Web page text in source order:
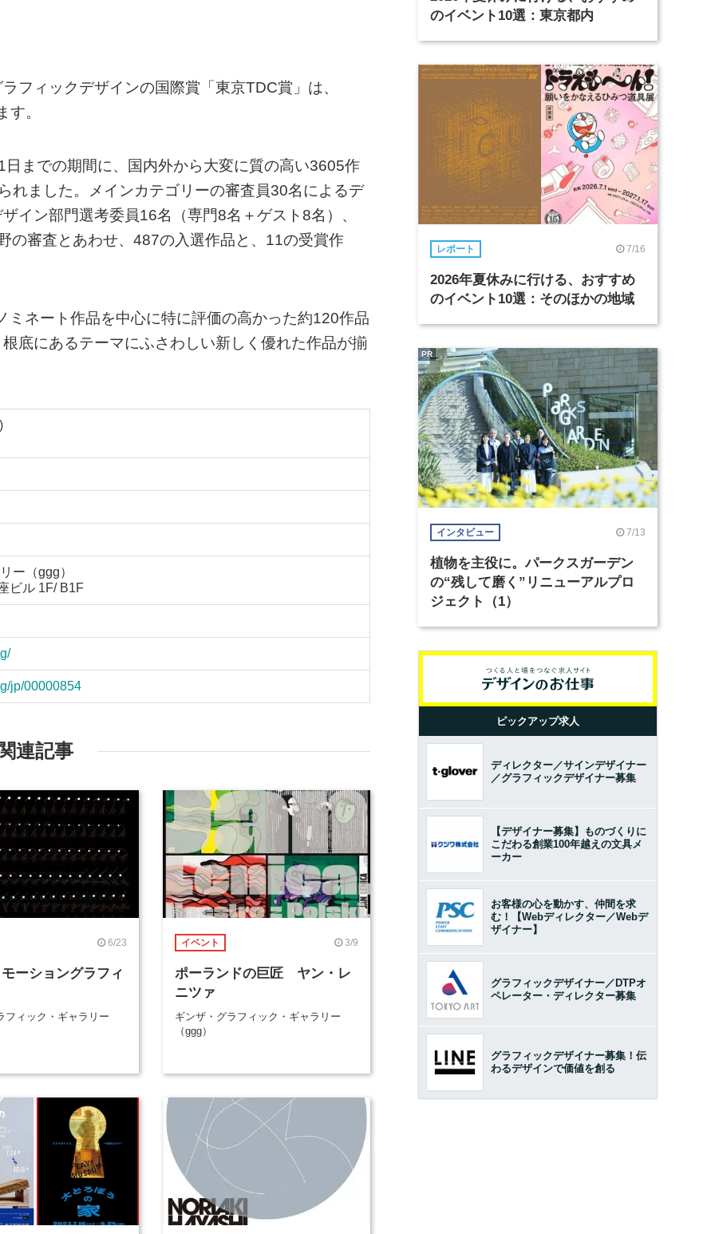
フィックデザインの国際賞「東京TDC賞」は、
。
までの期間に、国内外から大変に質の高い3605作
れました。メインカテゴリーの審査員30名によるデ
イン部門選考委員16名（専門8名＋ゲスト8名）、
の審査とあわせ、487の入選作品と、11の受賞作
ネート作品を中心に特に評価の高かった約120作品
底にあるテーマにふさわしい新しく優れた作品が揃
ー（ggg）
ビル 1F/ B1F
jp/00000854
連記事
6/23
ーショングラフィ
フィック・ギャラリー
イベント 3/9
ポーランドの巨匠 ヤン・レ
ニツァ
ギンザ・グラフィック・ギャラリー
（ggg）
のイベント10選：東京都内
レポート 7/16
2026年夏休みに行ける、おすすめ
のイベント10選：そのほかの地域
インタビュー 7/13
植物を主役に。パークスガーデン
の“残して磨く”リニューアルプロ
ジェクト（1）
PR
ピックアップ求人
ディレクター／サインデザイナー
／グラフィックデザイナー募集
【デザイナー募集】ものづくりに
こだわる創業100年越えの文具メ
ーカー
お客様の心を動かす、仲間を求
む！【Webディレクター／Webデ
ザイナー】
グラフィックデザイナー／DTPオ
ペレーター・ディレクター募集
グラフィックデザイナー募集！伝
わるデザインで価値を創る